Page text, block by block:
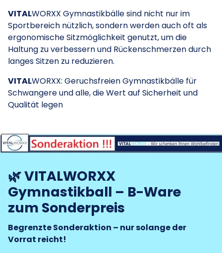
VITALWORXX Gymnastikbälle sind nicht nur im
Sportbereich nützlich, sondern werden auch oft als
ergonomische Sitzmöglichkeit genutzt, um die
Haltung zu verbessern und Rückenschmerzen durch
langes Sitzen zu reduzieren.
VITALWORXX: Geruchsfreien Gymnastikbälle für
Schwangere und alle, die Wert auf Sicherheit und
Qualität legen
🌿 VITALWORXX
Gymnastikball – B-Ware
zum Sonderpreis
Begrenzte Sonderaktion – nur solange der
Vorrat reicht!